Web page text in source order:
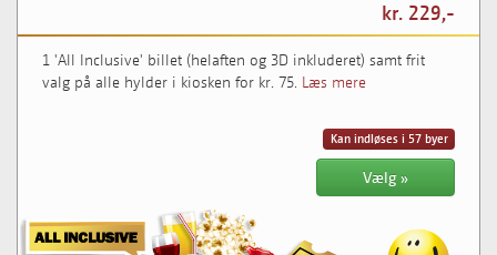
kr. 229,-
1 'All Inclusive' billet (helaften og 3D inkluderet) samt frit
valg på alle hylder i kiosken for kr. 75. Læs mere
Kan indløses i 57 byer
Vælg »